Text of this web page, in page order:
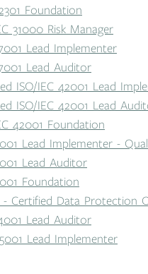
Foundation
31000 Risk Manager
Lead Implementer
Lead Auditor
ISO/IEC 42001 Lead
ISO/IEC 42001 Lead
42001 Foundation
Lead Implementer -
Lead Auditor
Foundation
- Certified Data Protection
Lead Auditor
Lead Implementer